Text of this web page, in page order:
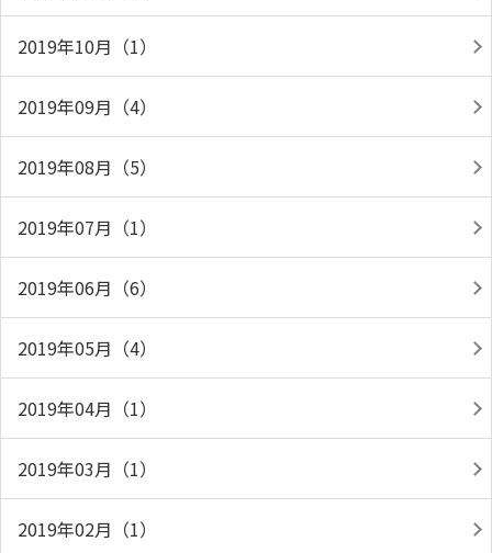
2019年10月（1）
2019年09月（4）
2019年08月（5）
2019年07月（1）
2019年06月（6）
2019年05月（4）
2019年04月（1）
2019年03月（1）
2019年02月（1）